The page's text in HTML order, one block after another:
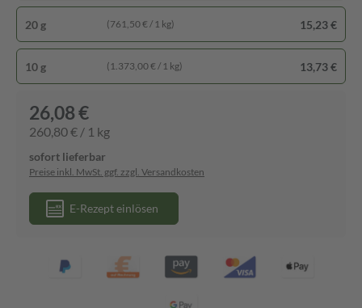
20 g (761,50 € / 1 kg) 15,23 €
10 g (1.373,00 € / 1 kg) 13,73 €
26,08 €
260,80 € / 1 kg
sofort lieferbar
Preise inkl. MwSt. ggf. zzgl. Versandkosten
E-Rezept einlösen